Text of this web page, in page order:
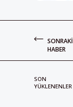
SONRAKI
HABER
SON
YÜKLENENLER